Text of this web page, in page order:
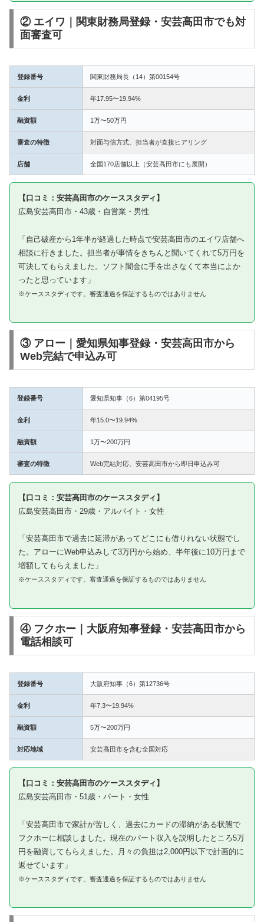
② エイワ｜関東財務局登録・安芸高田市でも対
面審査可
登録番号 関東財務局長（14）第00154号
金利 年17.95〜19.94%
融資額 1万〜50万円
審査の特徴 対面与信方式。担当者が直接ヒアリング
店舗 全国170店舗以上（安芸高田市にも展開）
【口コミ：安芸高田市のケーススタディ】
広島安芸高田市・43歳・自営業・男性
「自己破産から1年半が経過した時点で安芸高田市のエイワ店舗へ
相談に行きました。担当者が事情をきちんと聞いてくれて5万円を
可決してもらえました。ソフト闇金に手を出さなくて本当によか
ったと思っています」
※ケーススタディです。審査通過を保証するものではありません
③ アロー｜愛知県知事登録・安芸高田市から
Web完結で申込み可
登録番号 愛知県知事（6）第04195号
金利 年15.0〜19.94%
融資額 1万〜200万円
審査の特徴 Web完結対応。安芸高田市から即日申込み可
【口コミ：安芸高田市のケーススタディ】
広島安芸高田市・29歳・アルバイト・女性
「安芸高田市で過去に延滞があってどこにも借りれない状態でし
た。アローにWeb申込みして3万円から始め、半年後に10万円まで
増額してもらえました」
※ケーススタディです。審査通過を保証するものではありません
④ フクホー｜大阪府知事登録・安芸高田市から
電話相談可
登録番号 大阪府知事（6）第12736号
金利 年7.3〜19.94%
融資額 5万〜200万円
対応地域 安芸高田市を含む全国対応
【口コミ：安芸高田市のケーススタディ】
広島安芸高田市・51歳・パート・女性
「安芸高田市で家計が苦しく、過去にカードの滞納がある状態で
フクホーに相談しました。現在のパート収入を説明したところ5万
円を融資してもらえました。月々の負担は2,000円以下で計画的に
返せています」
※ケーススタディです。審査通過を保証するものではありません